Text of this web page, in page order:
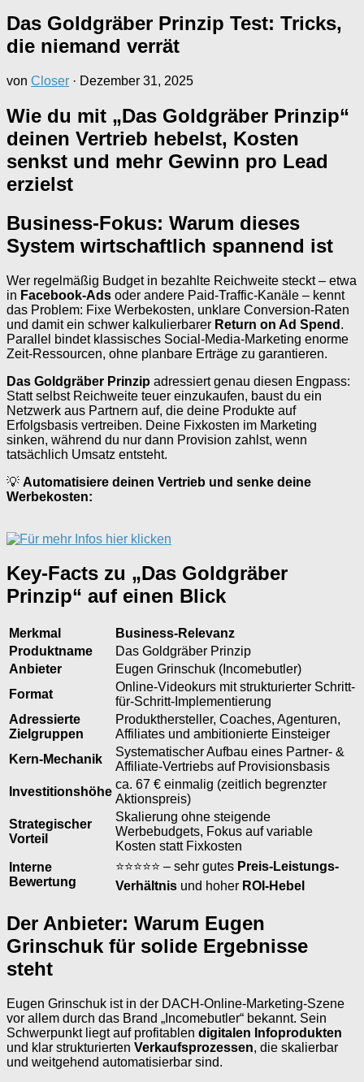
Das Goldgräber Prinzip Test: Tricks,
die niemand verrät
von Closer · Dezember 31, 2025
Wie du mit „Das Goldgräber Prinzip“
deinen Vertrieb hebelst, Kosten
senkst und mehr Gewinn pro Lead
erzielst
Business-Fokus: Warum dieses
System wirtschaftlich spannend ist
Wer regelmäßig Budget in bezahlte Reichweite steckt – etwa
in Facebook-Ads oder andere Paid-Traffic-Kanäle – kennt
das Problem: Fixe Werbekosten, unklare Conversion-Raten
und damit ein schwer kalkulierbarer Return on Ad Spend .
Parallel bindet klassisches Social-Media-Marketing enorme
Zeit-Ressourcen, ohne planbare Erträge zu garantieren.
Das Goldgräber Prinzip adressiert genau diesen Engpass:
Statt selbst Reichweite teuer einzukaufen, baust du ein
Netzwerk aus Partnern auf, die deine Produkte auf
Erfolgsbasis vertreiben. Deine Fixkosten im Marketing
sinken, während du nur dann Provision zahlst, wenn
tatsächlich Umsatz entsteht.
💡 Automatisiere deinen Vertrieb und senke deine
Werbekosten:
Key-Facts zu „Das Goldgräber
Prinzip“ auf einen Blick
Merkmal
Business-Relevanz
Produktname
Das Goldgräber Prinzip
Anbieter
Eugen Grinschuk (Incomebutler)
Format
Online-Videokurs mit strukturierter Schritt-
für-Schritt-Implementierung
Adressierte
Zielgruppen
Produkthersteller, Coaches, Agenturen,
Affiliates und ambitionierte Einsteiger
Kern-Mechanik
Systematischer Aufbau eines Partner- &
Affiliate-Vertriebs auf Provisionsbasis
Investitionshöhe
ca. 67 € einmalig (zeitlich begrenzter
Aktionspreis)
Strategischer
Vorteil
Skalierung ohne steigende
Werbebudgets, Fokus auf variable
Kosten statt Fixkosten
Interne
Bewertung
⭐⭐⭐⭐⭐ – sehr gutes Preis-Leistungs-
Verhältnis und hoher ROI-Hebel
Der Anbieter: Warum Eugen
Grinschuk für solide Ergebnisse
steht
Eugen Grinschuk ist in der DACH-Online-Marketing-Szene
vor allem durch das Brand „Incomebutler“ bekannt. Sein
Schwerpunkt liegt auf profitablen digitalen Infoprodukten
und klar strukturierten Verkaufsprozessen, die skalierbar
und weitgehend automatisierbar sind.